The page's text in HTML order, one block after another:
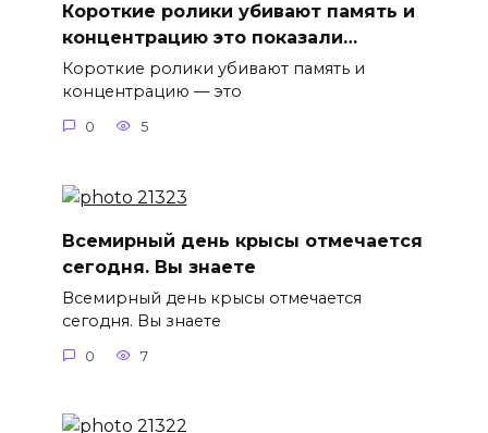
Короткие ролики убивают память и
концентрацию это показали…
Короткие ролики убивают память и
концентрацию — это
0 5
Всемирный день крысы отмечается
сегодня. Вы знаете
Всемирный день крысы отмечается
сегодня. Вы знаете
0 7